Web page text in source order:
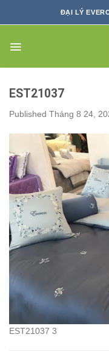
ĐẠI LÝ
EST21037
Published Tháng 8 24,
EST21037 3